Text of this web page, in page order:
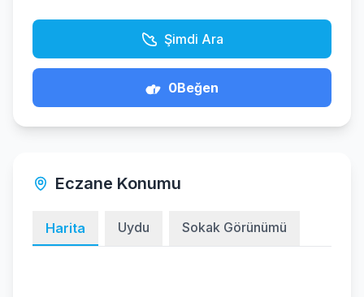
Şimdi Ara
0Beğen
Eczane Konumu
Harita Uydu Sokak Görünümü